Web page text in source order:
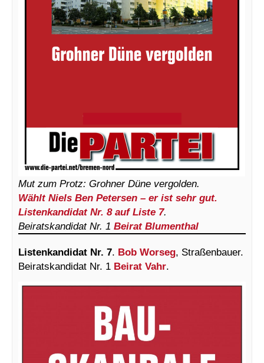
Mut zum Protz: Grohner Düne vergolden.
Wählt Niels Ben Petersen – er ist sehr gut.
Listenkandidat Nr. 8 auf Liste 7.
Beiratskandidat Nr. 1 Beirat Blumenthal
Listenkandidat Nr. 7. Bob Worseg, Straßenbauer.
Beiratskandidat Nr. 1 Beirat Vahr.